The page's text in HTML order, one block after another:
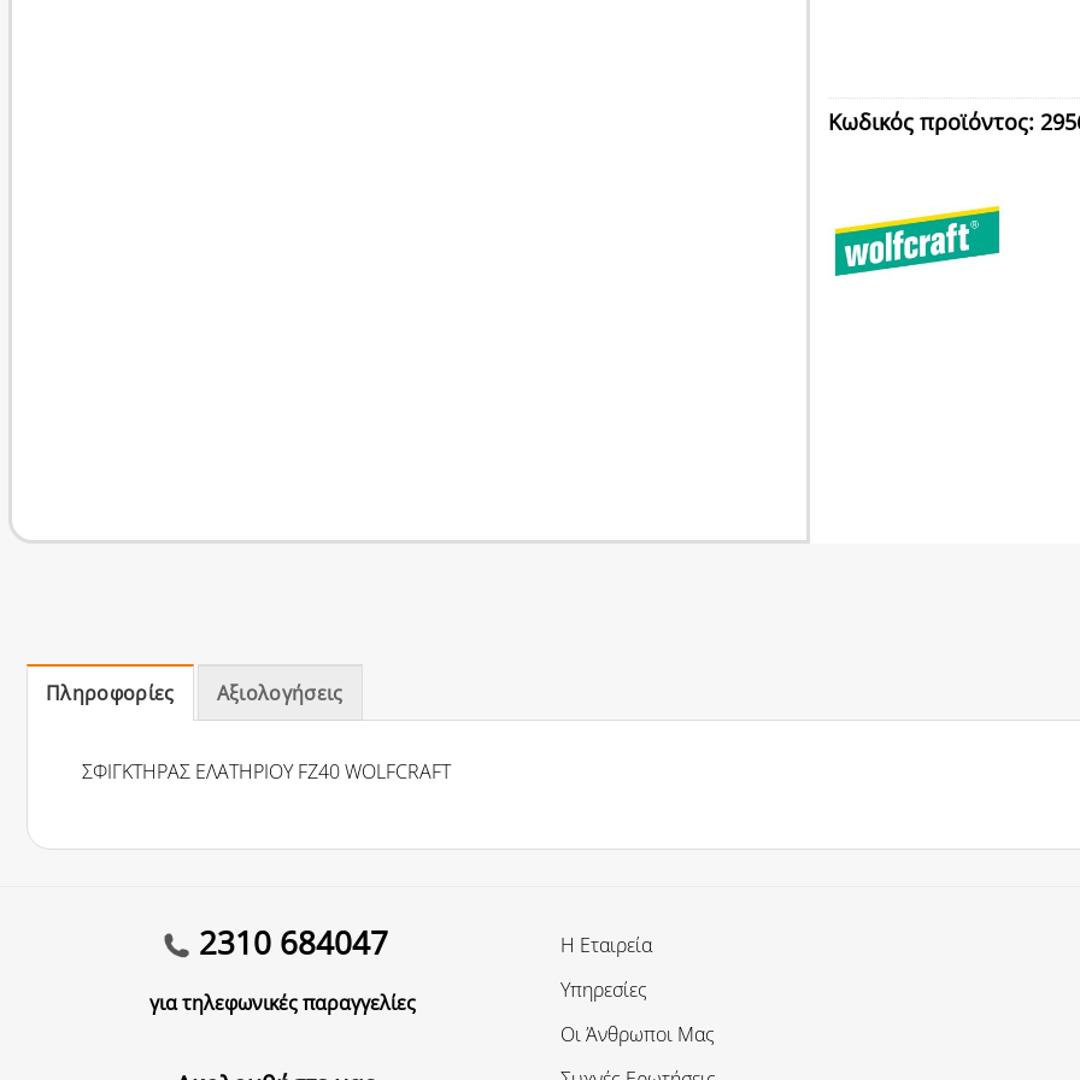
Κωδικός προϊόντος:
Πληροφορίες Αξιολογήσεις
ΣΦΙΓΚΤΗΡΑΣ ΕΛΑΤΗΡΙΟΥ FZ40 WOLFCRAFT
2310 684047
για τηλεφωνικές παραγγελίες
Η Εταιρεία
Υπηρεσίες
Οι Άνθρωποι Μας